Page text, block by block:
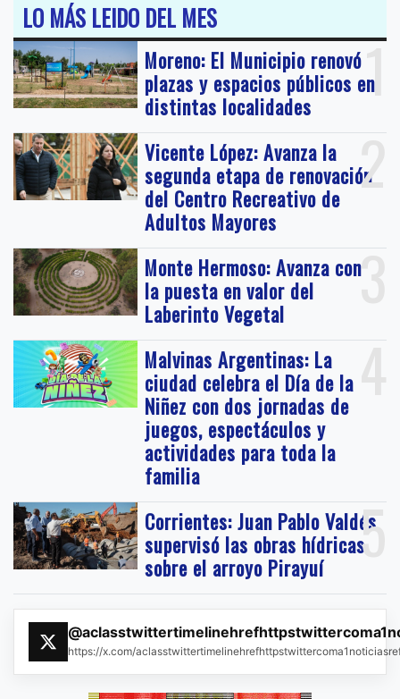
LO MÁS LEIDO DEL MES
1
Moreno: El Municipio renovó
plazas y espacios públicos en
distintas localidades
2
Vicente López: Avanza la
segunda etapa de renovación
del Centro Recreativo de
Adultos Mayores
3
Monte Hermoso: Avanza con
la puesta en valor del
Laberinto Vegetal
4
Malvinas Argentinas: La
ciudad celebra el Día de la
Niñez con dos jornadas de
juegos, espectáculos y
actividades para toda la
familia
5
Corrientes: Juan Pablo Valdés
supervisó las obras hídricas
sobre el arroyo Pirayuí
https://x.com/